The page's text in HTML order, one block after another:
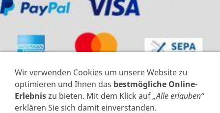
Wir verwenden Cookies um unsere Website zu
optimieren und Ihnen das bestmögliche Online-
Erlebniszu bieten. Mit dem Klick auf„Alle erlauben“
erklären Sie sich damit einverstanden.